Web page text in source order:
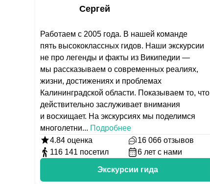
Сергей
Работаем с 2005 года. В нашей команде
пять высококлассных гидов. Наши экскурсии
не про легенды и факты из Википедии —
мы рассказываем о современных реалиях,
жизни, достижениях и проблемах
Калининградской области. Показываем то, что
действительно заслуживает внимания
и восхищает. На экскурсиях мы поделимся
многолетни... Подробнее
4.84 оценка 16 066 отзывов
116 141 посетил 6 лет с нами
Экскурсии гида